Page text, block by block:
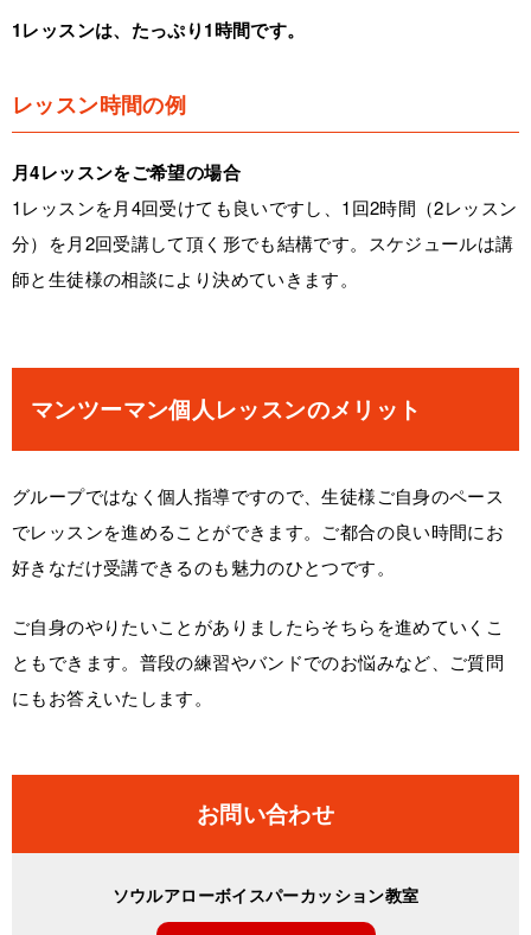
1レッスンは、たっぷり1時間です。
レッスン時間の例
月4レッスンをご希望の場合
1レッスンを月4回受けても良いですし、1回2時間（2レッスン
分）を月2回受講して頂く形でも結構です。スケジュールは講
師と生徒様の相談により決めていきます。
マンツーマン個人レッスンのメリット
グループではなく個人指導ですので、生徒様ご自身のペース
でレッスンを進めることができます。ご都合の良い時間にお
好きなだけ受講できるのも魅力のひとつです。
ご自身のやりたいことがありましたらそちらを進めていくこ
ともできます。普段の練習やバンドでのお悩みなど、ご質問
にもお答えいたします。
お問い合わせ
ソウルアローボイスパーカッション教室